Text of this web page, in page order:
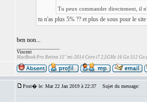
Tu peux commander directement, il
tu n'as plus 5% ?? et plus de sous pour le site
ben non...
Vincent
MacBook Pro Retina 15" mi-2014 Core i7 2,5GHz 16 Go 512 Go
Post� le: Mar 22 Jan 2019 à 22:37 Sujet du message: